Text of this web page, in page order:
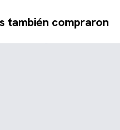
también compraron